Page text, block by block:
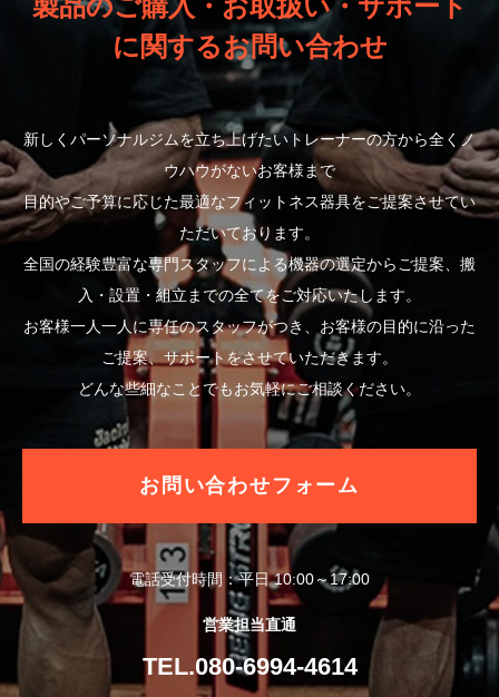
に関するお問い合わせ
新しくパーソナルジムを立ち上げたいトレーナーの方から全くノ
ウハウがないお客様まで
目的やご予算に応じた最適なフィットネス器具をご提案させてい
ただいております。
全国の経験豊富な専門スタッフによる機器の選定からご提案、搬
入・設置・組立までの全てをご対応いたします。
お客様一人一人に専任のスタッフがつき、お客様の目的に沿った
ご提案、サポートをさせていただきます。
どんな些細なことでもお気軽にご相談ください。
お問い合わせフォーム
電話受付時間：平日 10:00～17:00
営業担当直通
TEL.080-6994-4614